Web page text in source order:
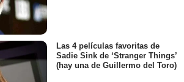
Las 4 películas favoritas de
Sadie Sink de ‘Stranger Things’
(hay una de Guillermo del Toro)